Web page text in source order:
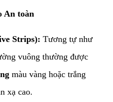
An toàn
Strips): Tương tự như
vuông thường được
màu vàng hoặc trắng
xạ cao.